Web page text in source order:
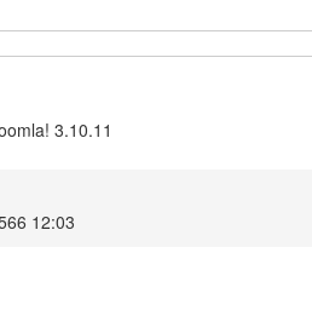
3.10.11
12:03